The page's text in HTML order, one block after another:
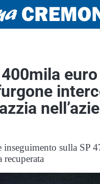
euro
inseguimento sulla SP